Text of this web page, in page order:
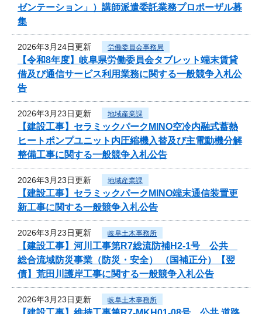
ゼンテーション」）講師派遣委託業務プロポーザル募
集
2026年3月24日更新 労働委員会事務局
【令和8年度】岐阜県労働委員会タブレット端末賃貸
借及び通信サービス利用業務に関する一般競争入札公
告
2026年3月23日更新 地域産業課
【建設工事】セラミックパークMINO空冷内融式蓄熱
ヒートポンプユニット内圧縮機入替及び主電動機分解
整備工事に関する一般競争入札公告
2026年3月23日更新 地域産業課
【建設工事】セラミックパークMINO端末通信装置更
新工事に関する一般競争入札公告
2026年3月23日更新 岐阜土木事務所
【建設工事】河川工事第R7総流防補H2-1号 公共
総合流域防災事業（防災・安全） （国補正分）【翌
債】荒田川護岸工事に関する一般競争入札公告
2026年3月23日更新 岐阜土木事務所